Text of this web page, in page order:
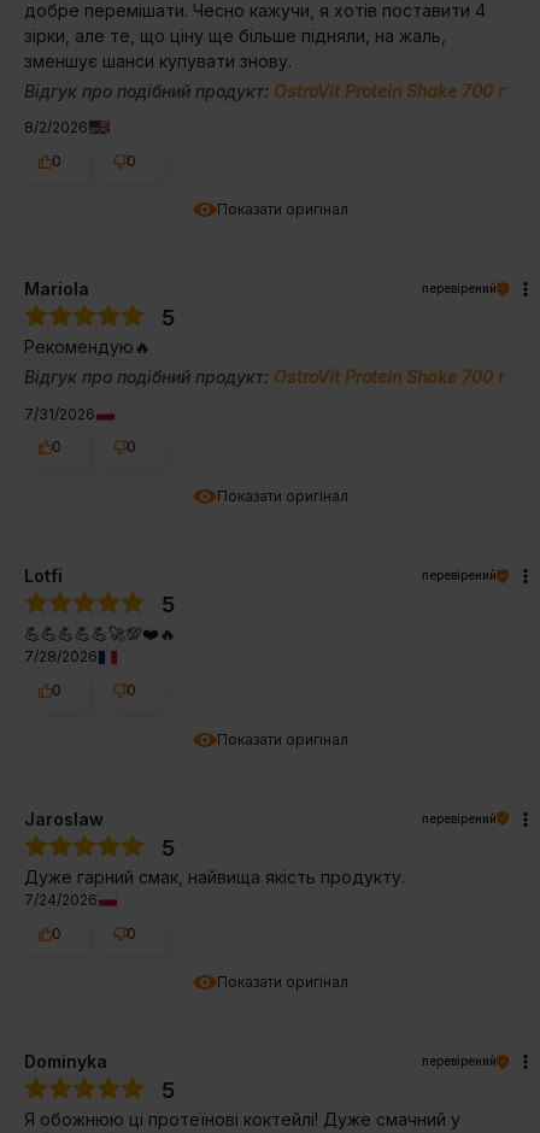
Показати оригінал
добре перемішати. Чесно кажучи, я хотів поставити 4
зірки, але те, що ціну ще більше підняли, на жаль,
зменшує шанси купувати знову.
Відгук про подібний продукт: OstroVit Protein Shake 700 г
8/2/2026
0
0
Показати оригінал
Mariola перевірений
5
Рекомендую🔥
Відгук про подібний продукт: OstroVit Protein Shake 700 г
7/31/2026
0
0
Показати оригінал
Lotfi перевірений
5
💪💪💪💪💪🚀💯❤️🔥
7/28/2026
0
0
Показати оригінал
Jaroslaw перевірений
5
Дуже гарний смак, найвища якість продукту.
7/24/2026
0
0
Dominyka перевірений
5
Я обожнюю ці протеїнові коктейлі! Дуже смачний у